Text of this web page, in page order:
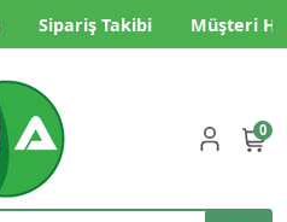
Sipariş Takibi Müşteri
0